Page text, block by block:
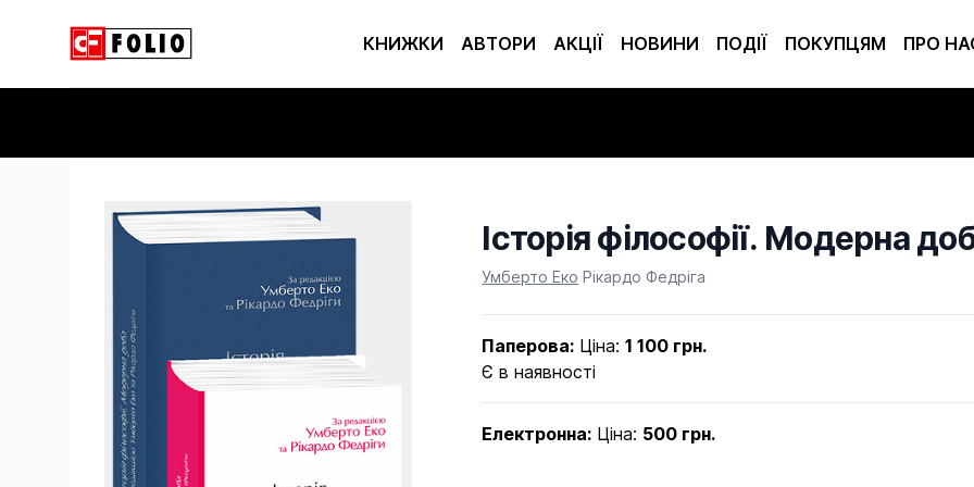
КНИЖКИ АВТОРИ АКЦІЇ НОВИНИ ПОДІЇ ПОКУПЦЯМ ПРО
Історія філософії. Модерна
Product information
Умберто Еко Рікардо Федріга
Паперова: Ціна:1 100 грн.
Є в наявності
Електронна: Ціна: 500 грн.